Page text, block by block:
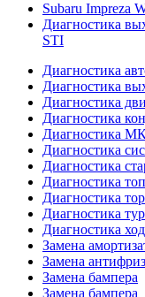
Subaru Impreza
Диагностика
STI
Диагностика
Диагностика
Диагностика
Диагностика
Диагностика
Диагностика
Диагностика
Диагностика
Диагностика
Диагностика
Диагностика
Замена
Замена
Замена бампера
Замена бампера